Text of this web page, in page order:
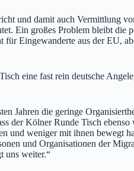
und damit auch Vermittlung
Ein großes Problem bleibt die
Eingewanderte aus der EU,
eine fast rein deutsche
Jahren die geringe
der Kölner Runde Tisch
und weniger mit ihnen bewegt
und Organisationen der
uns weiter.“